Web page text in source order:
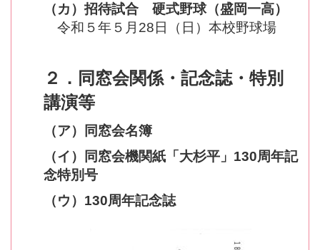
（カ）招待試合 硬式野球（盛岡一高）
令和５年５月28日（日）本校野球場
２．同窓会関係・記念誌・特別
講演等
（ア）同窓会名簿
（イ）同窓会機関紙「大杉平」130周年記
念特別号
（ウ）130周年記念誌